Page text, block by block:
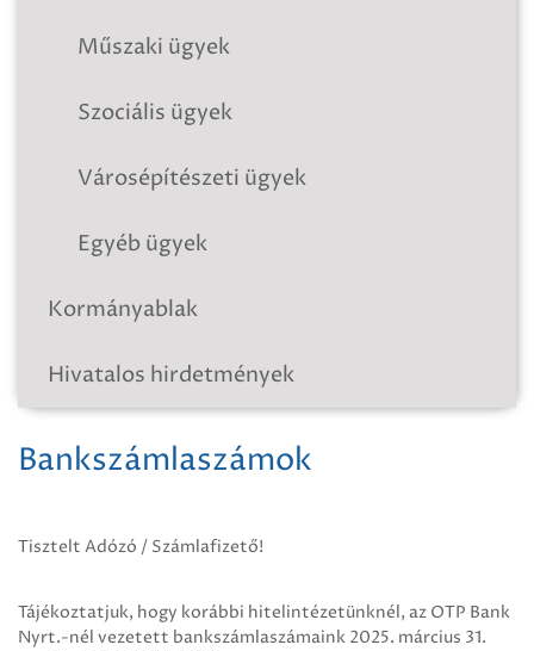
Műszaki ügyek
Szociális ügyek
Városépítészeti ügyek
Egyéb ügyek
Kormányablak
Hivatalos hirdetmények
Bankszámlaszámok
Tisztelt Adózó / Számlafizető!
Tájékoztatjuk, hogy korábbi hitelintézetünknél, az OTP Bank
Nyrt.-nél vezetett bankszámlaszámaink 2025. március 31.